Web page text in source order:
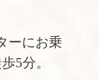
ーにお乗
5分。